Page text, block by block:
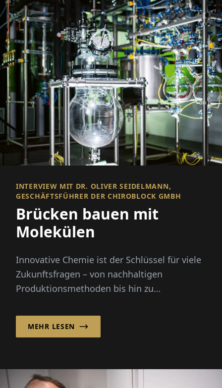
INTERVIEW MIT DR. OLIVER SEIDELMANN,
GESCHÄFTSFÜHRER DER CHIROBLOCK GMBH
Brücken bauen mit
Molekülen
Innovative Chemie ist der Schlüssel für viele
Zukunftsfragen – von nachhaltigen
Produktionsmethoden bis hin zu
Chemiepark...
MEHR LESEN